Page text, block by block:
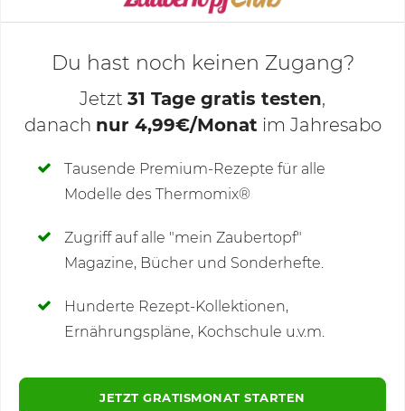
Deine Notizen
Du hast noch keinen Zugang?
Jetzt 31 Tage gratis testen,
danach nur 4,99€/Monat im Jahresabo
Tausende Premium-Rezepte für alle
Modelle des Thermomix®
Zugriff auf alle "mein Zaubertopf"
Magazine, Bücher und Sonderhefte.
Hunderte Rezept-Kollektionen,
Ernährungspläne, Kochschule u.v.m.
JETZT GRATISMONAT STARTEN
Kommentare